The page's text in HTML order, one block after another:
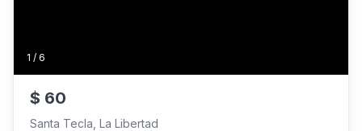
1 / 6
$ 60
Santa Tecla, La Libertad